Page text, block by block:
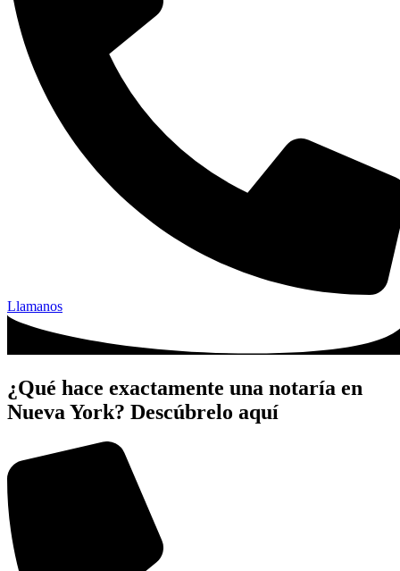
Llamanos
¿Qué hace exactamente una notaría en
Nueva York? Descúbrelo aquí